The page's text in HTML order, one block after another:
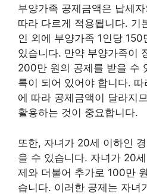
부양가족 공제금액은 납세
따라 다르게 적용됩니다. 기
인 외에 부양가족 1인당
있습니다. 만약 부양가족이
200만 원의 공제를 받을 수
록이 되어 있어야 합니다.
에 따라 공제금액이 달라지
활용하는 것이 중요합니다.
또한, 자녀가 20세 이하인
을 수 있습니다. 자녀가 20
제와 더불어 추가로 100만
습니다. 이러한 공제는 자녀